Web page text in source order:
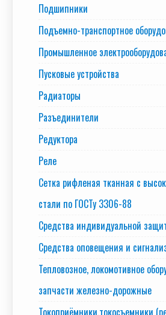
Подшипники
Подъемно-транспортное
Промышленное
Пусковые устройства
Радиаторы
Разъединители
Редуктора
Реле
Сетка рифленая тканная с
стали по ГОСТу 3306-88
Средства индивидуальной
Средства оповещения и
Тепловозное, локомотивное
запчасти железно-дорожные
Токоприёмники,токосъемники